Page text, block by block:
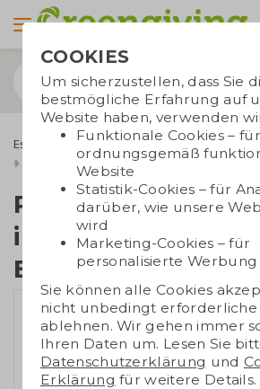
Essbare Werbegeschenke
Ritter Sport
Ritter Sport mit individueller Banderole
Ritter Sport mit
individueller
Banderole
COOKIES
Um sicherzustellen, dass Sie
bestmögliche Erfahrung auf
Website haben, verwenden
Funktionale Cookies –
ordnungsgemäß
Website
Statistik-Cookies – für
darüber, wie unsere
wird
Marketing-Cookies – für
personalisierte Werbung
Sie können alle Cookies
nicht unbedingt erforderliche
ablehnen. Wir gehen immer
Ihren Daten um. Lesen Sie
Datenschutzerklärung und
Erklärung für weitere Details.